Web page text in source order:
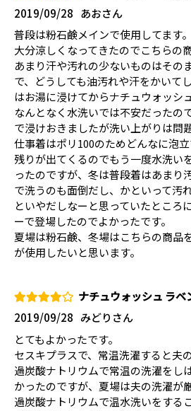
あおさん
2019/09/28
普段は粉石鹸メインで使用してます。
大分涼しくなってきたのでこちらの
あまり汗や汚れの少ないものはその
で、どうしても油汚れや汗をかいて
はお湯に浸けてからナチュウォッシ
なんとなく水洗いでは不安だったの
で浸けおきましたが洗い上がりは問
仕事着はポリ100のためどんなに泡
残りが出てくるのでもう一度水洗い
ったのですが、冬は普段着はあまり
で洗うのも面倒だし、かといって汚
といやだしなーと思っていたところ
ーで登場したのでよかったです。
夏場は粉石鹸、冬場はこちらの商品
が使用したいと思います。
ナチュウォッシュ ラベ
みどりさん
2019/09/28
とてもよかったです。
セスキプラスで、常温洗濯すると夫
過炭酸ナトリウムで常温の洗濯をし
かったのですが、夏場は夫の洗濯が
過炭酸ナトリウムで温水洗いをする